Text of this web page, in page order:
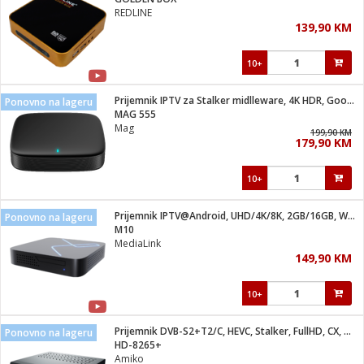
Sušilica
/ Zdravlje
za kosu
brijanje
REDLINE
139,90 KM
10+
Ponovno na lageru
Prijemnik IPTV za Stalker midlleware, 4K HDR, Google TV
MAG 555
Mag
199,90 KM
179,90 KM
10+
Ponovno na lageru
Prijemnik IPTV@Android, UHD/4K/8K, 2GB/16GB, WiFi, Bluetooth
M10
MediaLink
149,90 KM
10+
Ponovno na lageru
Prijemnik DVB-S2+T2/C, HEVC, Stalker, FullHD, CX, CI+
HD-8265+
Amiko